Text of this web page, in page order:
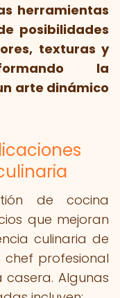
herramientas
posibilidades
texturas y
la
arte dinámico
de cocina
que mejoran
culinaria de
chef profesional
Algunas